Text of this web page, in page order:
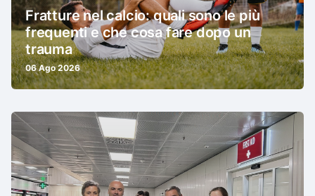
Fratture nel calcio: quali sono le più
frequenti e che cosa fare dopo un
trauma
06 Ago 2026